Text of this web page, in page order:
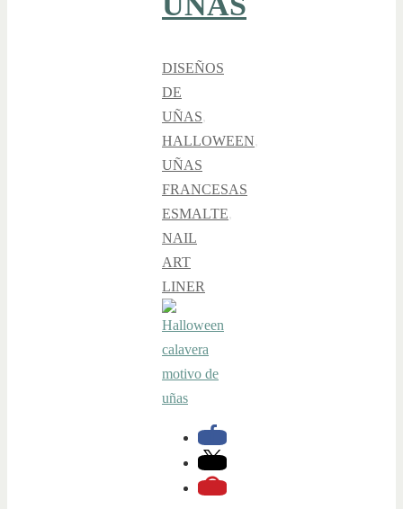
DISEÑOS
DE
UÑAS,
HALLOWEEN,
UÑAS
FRANCESAS
ESMALTE,
NAIL
ART
LINER